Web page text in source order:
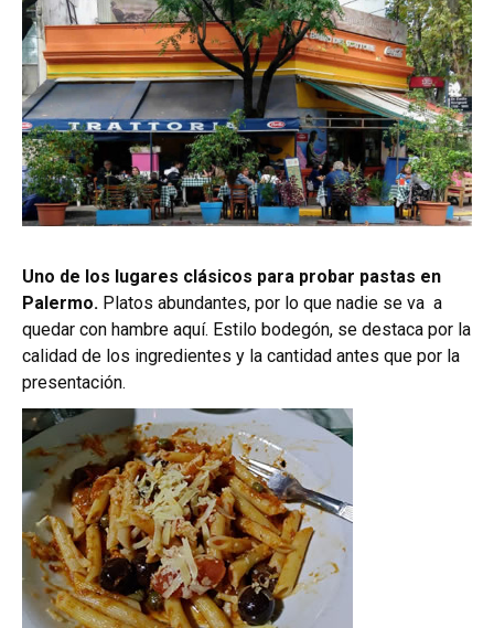
Uno de los lugares clásicos para probar pastas en
Palermo. Platos abundantes, por lo que nadie se va a
quedar con hambre aquí. Estilo bodegón, se destaca por la
calidad de los ingredientes y la cantidad antes que por la
presentación.